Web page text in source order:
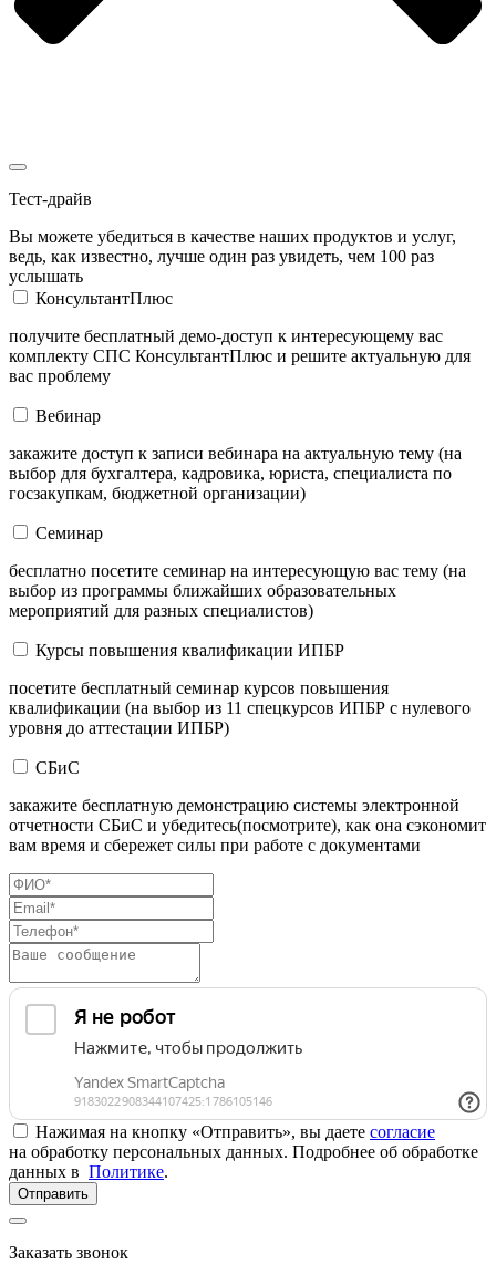
Тест-драйв
Вы можете убедиться в качестве наших продуктов и услуг,
ведь, как известно, лучше один раз увидеть, чем 100 раз
услышать
КонсультантПлюс
получите бесплатный демо-доступ к интересующему вас
комплекту СПС КонсультантПлюс и решите актуальную для
вас проблему
Вебинар
закажите доступ к записи вебинара на актуальную тему (на
выбор для бухгалтера, кадровика, юриста, специалиста по
госзакупкам, бюджетной организации)
Семинар
бесплатно посетите семинар на интересующую вас тему (на
выбор из программы ближайших образовательных
мероприятий для разных специалистов)
Курсы повышения квалификации ИПБР
посетите бесплатный семинар курсов повышения
квалификации (на выбор из 11 спецкурсов ИПБР с нулевого
уровня до аттестации ИПБР)
СБиС
закажите бесплатную демонстрацию системы электронной
отчетности СБиС и убедитесь(посмотрите), как она сэкономит
вам время и сбережет силы при работе с документами
Нажимая на кнопку «Отправить», вы даете согласие
на обработку персональных данных. Подробнее об обработке
данных в Политике.
Отправить
Заказать звонок